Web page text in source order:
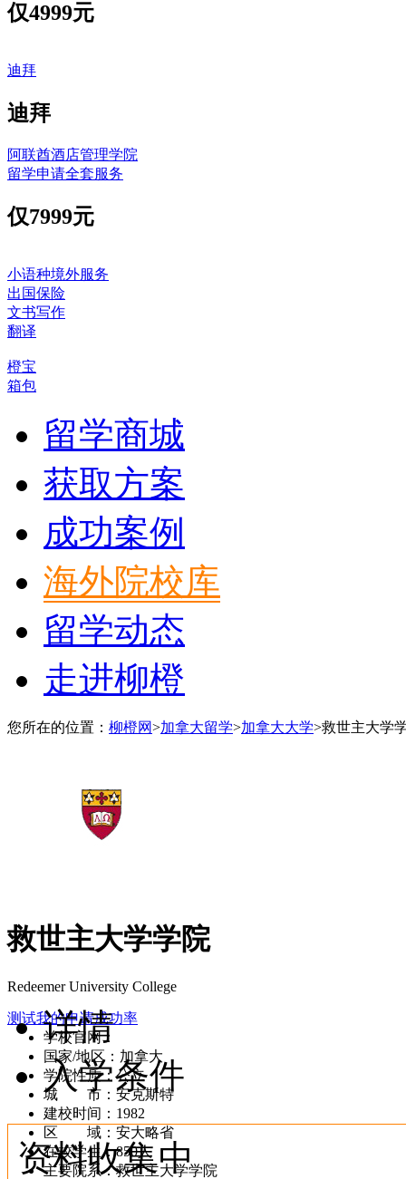
仅4999元
迪拜
迪拜
阿联酋酒店管理学院
留学申请全套服务
仅7999元
小语种境外服务
出国保险
文书写作
翻译
橙宝
箱包
留学商城
获取方案
成功案例
海外院校库
留学动态
走进柳橙
您所在的位置： 柳橙网>加拿大留学>加拿大大学>救世主大学
救世主大学学院
Redeemer University College
测试我的申请成功率
学校官网：
国家/地区：加拿大
学院性质：公立
城 市：安克斯特
建校时间：1982
区 域：安大略省
在校学生：850人
主要院系：救世主大学学院
详情
入学条件
资料收集中